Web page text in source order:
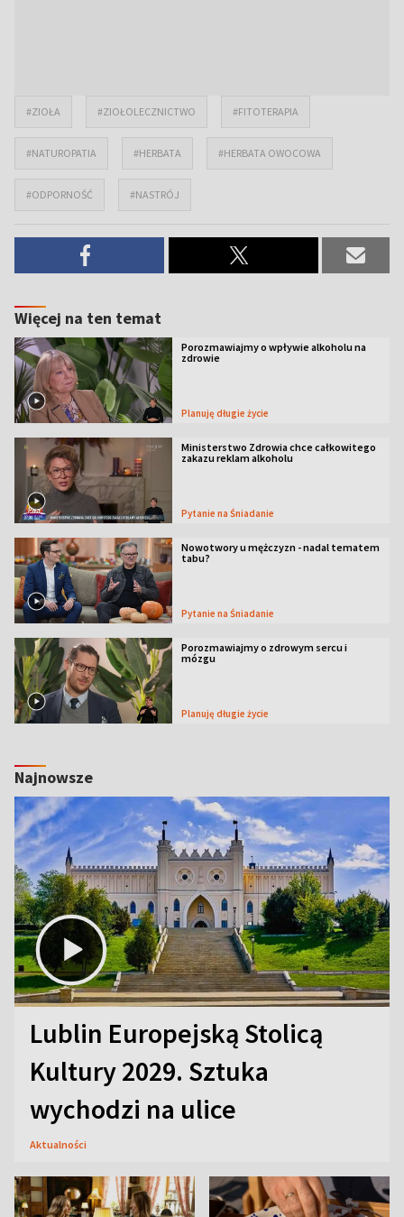
#ZIOŁA #ZIOŁOLECZNICTWO #FITOTERAPIA
#NATUROPATIA #HERBATA #HERBATA OWOCOWA
#ODPORNOŚĆ #NASTRÓJ
Więcej na ten temat
Porozmawiajmy o wpływie alkoholu na
zdrowie
Planuję długie życie
Ministerstwo Zdrowia chce całkowitego
zakazu reklam alkoholu
Pytanie na Śniadanie
Nowotwory u mężczyzn - nadal tematem
tabu?
Pytanie na Śniadanie
Porozmawiajmy o zdrowym sercu i
mózgu
Planuję długie życie
Najnowsze
Lublin Europejską Stolicą
Kultury 2029. Sztuka
wychodzi na ulice
Aktualności